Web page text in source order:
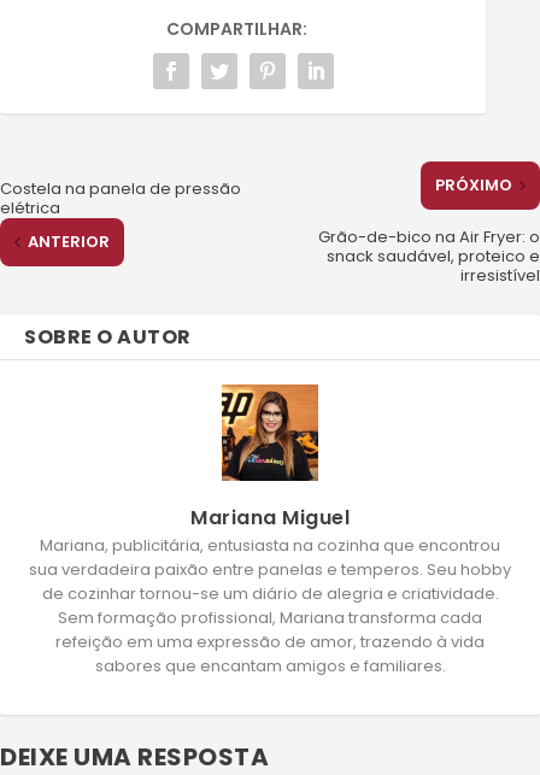
COMPARTILHAR:
Costela na panela de pressão
elétrica
ANTERIOR
PRÓXIMO
Grão-de-bico na Air Fryer: o
snack saudável, proteico e
irresistível
SOBRE O AUTOR
Mariana Miguel
Mariana, publicitária, entusiasta na cozinha que encontrou
sua verdadeira paixão entre panelas e temperos. Seu hobby
de cozinhar tornou-se um diário de alegria e criatividade.
Sem formação profissional, Mariana transforma cada
refeição em uma expressão de amor, trazendo à vida
sabores que encantam amigos e familiares.
DEIXE UMA RESPOSTA